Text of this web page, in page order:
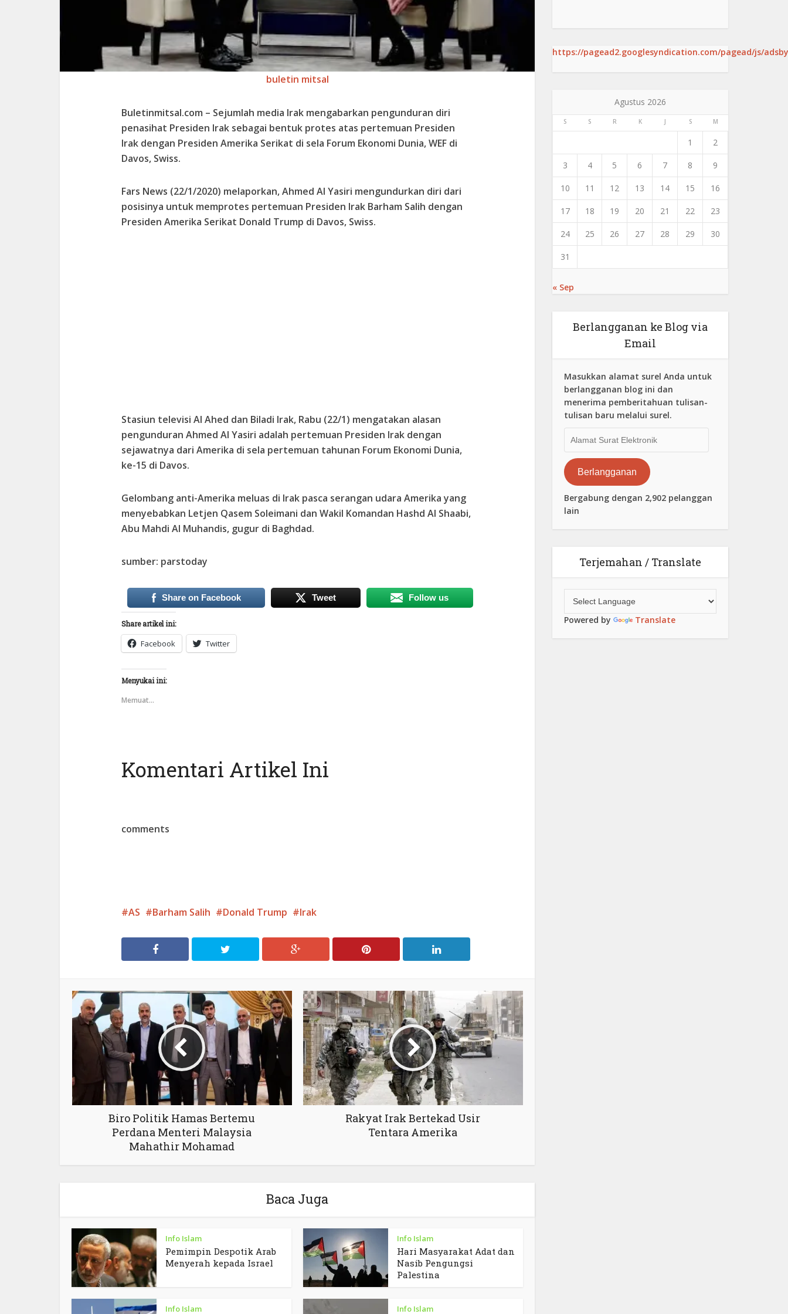
buletin mitsal
Buletinmitsal.com – Sejumlah media Irak mengabarkan pengunduran diri
penasihat Presiden Irak sebagai bentuk protes atas pertemuan Presiden
Irak dengan Presiden Amerika Serikat di sela Forum Ekonomi Dunia, WEF di
Davos, Swiss.
Fars News (22/1/2020) melaporkan, Ahmed Al Yasiri mengundurkan diri dari
posisinya untuk memprotes pertemuan Presiden Irak Barham Salih dengan
Presiden Amerika Serikat Donald Trump di Davos, Swiss.
Stasiun televisi Al Ahed dan Biladi Irak, Rabu (22/1) mengatakan alasan
pengunduran Ahmed Al Yasiri adalah pertemuan Presiden Irak dengan
sejawatnya dari Amerika di sela pertemuan tahunan Forum Ekonomi Dunia,
ke-15 di Davos.
Gelombang anti-Amerika meluas di Irak pasca serangan udara Amerika yang
menyebabkan Letjen Qasem Soleimani dan Wakil Komandan Hashd Al Shaabi,
Abu Mahdi Al Muhandis, gugur di Baghdad.
sumber: parstoday
Share on Facebook Tweet Follow us
Share artikel ini:
Facebook Twitter
Menyukai ini:
Memuat...
Komentari Artikel Ini
comments
AS Barham Salih Donald Trump Irak
Biro Politik Hamas Bertemu
Perdana Menteri Malaysia
Mahathir Mohamad
Rakyat Irak Bertekad Usir
Tentara Amerika
Baca Juga
Info Islam
Pemimpin Despotik Arab
Menyerah kepada Israel
Info Islam
Hari Masyarakat Adat dan
Nasib Pengungsi
Palestina
Info Islam Info Islam
https://pagead2.googlesyndication.com/pagead/js/
Agustus 2026
S S R K J S M
1 2
3 4 5 6 7 8 9
10 11 12 13 14 15 16
17 18 19 20 21 22 23
24 25 26 27 28 29 30
31
« Sep
Berlangganan ke Blog via
Email
Masukkan alamat surel Anda untuk
berlangganan blog ini dan
menerima pemberitahuan tulisan-
tulisan baru melalui surel.
Surat
Elektronik
Berlangganan
Bergabung dengan 2,902 pelanggan
lain
Terjemahan / Translate
Powered by Translate